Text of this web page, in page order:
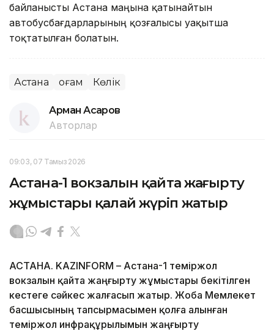
байланысты Астана маңына қатынайтын
автобусбағдарларының қозғалысы уақытша
тоқтатылған болатын.
Астана Қоғам Көлік
Арман Асқаров
Авторлар
09:03, 07 Тамыз 2026
Астана-1 вокзалын қайта жаңғырту
жұмыстары қалай жүріп жатыр
АСТАНА. KAZINFORM – Астана-1 теміржол
вокзалын қайта жаңғырту жұмыстары бекітілген
кестеге сәйкес жалғасып жатыр. Жоба Мемлекет
басшысының тапсырмасымен қолға алынған
теміржол инфрақұрылымын жаңғырту